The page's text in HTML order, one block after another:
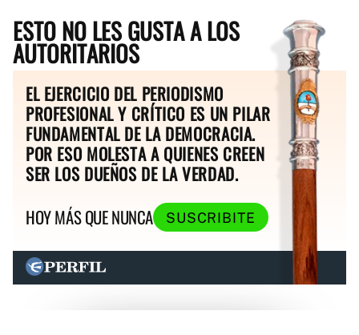
ESTO NO LES GUSTA A LOS
AUTORITARIOS
EL EJERCICIO DEL PERIODISMO
PROFESIONAL Y CRÍTICO ES UN PILAR
FUNDAMENTAL DE LA DEMOCRACIA.
POR ESO MOLESTA A QUIENES CREEN
SER LOS DUEÑOS DE LA VERDAD.
HOY MÁS QUE NUNCA
SUSCRIBITE